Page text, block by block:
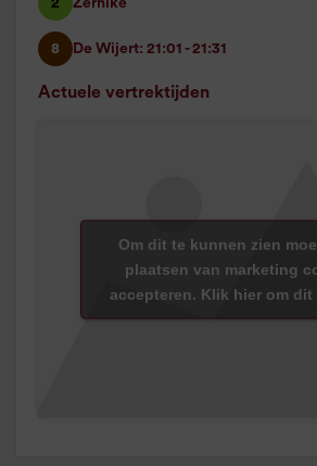
2 Zernike
8 De Wijert: 21:01 - 21:31
Actuele vertrektijden
Om dit te kunnen zien
plaatsen van marketing
accepteren. Klik hier om dit